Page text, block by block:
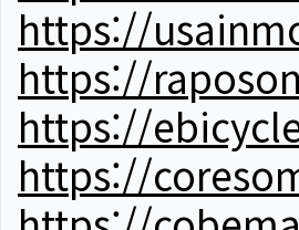
https://
https://
https://
https://